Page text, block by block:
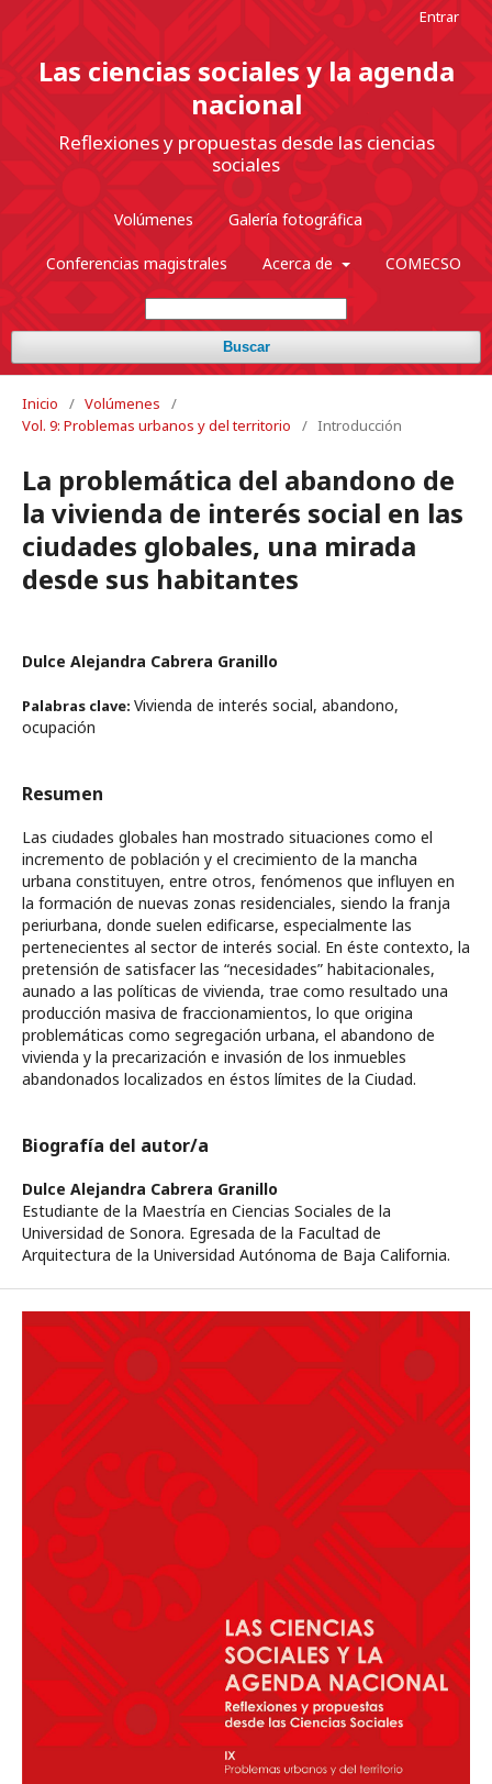
Las ciencias sociales y la agenda
nacional
Reflexiones y propuestas desde las ciencias
sociales
Volúmenes Galería fotográfica
Conferencias magistrales Acerca de COMECSO
Buscar
Entrar
Inicio / Volúmenes
/
Vol. 9: Problemas urbanos y del territorio
/ Introducción
La problemática del abandono de
la vivienda de interés social en las
ciudades globales, una mirada
desde sus habitantes
Dulce Alejandra Cabrera Granillo
Palabras clave: Vivienda de interés social, abandono,
ocupación
Resumen
Las ciudades globales han mostrado situaciones como el
incremento de población y el crecimiento de la mancha
urbana constituyen, entre otros, fenómenos que influyen en
la formación de nuevas zonas residenciales, siendo la franja
periurbana, donde suelen edificarse, especialmente las
pertenecientes al sector de interés social. En éste contexto, la
pretensión de satisfacer las “necesidades” habitacionales,
aunado a las políticas de vivienda, trae como resultado una
producción masiva de fraccionamientos, lo que origina
problemáticas como segregación urbana, el abandono de
vivienda y la precarización e invasión de los inmuebles
abandonados localizados en éstos límites de la Ciudad.
Biografía del autor/a
Dulce Alejandra Cabrera Granillo
Estudiante de la Maestría en Ciencias Sociales de la
Universidad de Sonora. Egresada de la Facultad de
Arquitectura de la Universidad Autónoma de Baja California.